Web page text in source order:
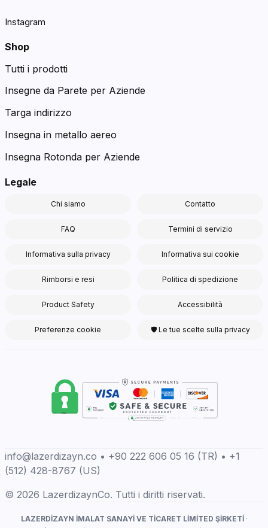
Instagram
Shop
Tutti i prodotti
Insegne da Parete per Aziende
Targa indirizzo
Insegna in metallo aereo
Insegna Rotonda per Aziende
Legale
Chi siamo Contatto
FAQ Termini di servizio
Informativa sulla privacy Informativa sui cookie
Rimborsi e resi Politica di spedizione
Product Safety Accessibilità
Preferenze cookie 🛡 Le tue scelte sulla privacy
info@lazerdizayn.co • +90 222 606 05 16 (TR) • +1
(512) 428-8767 (US)
© 2026 LazerdizaynCo. Tutti i diritti riservati.
LAZERDİZAYN İMALAT SANAYİ VE TİCARET LİMİTED ŞİRKETİ·